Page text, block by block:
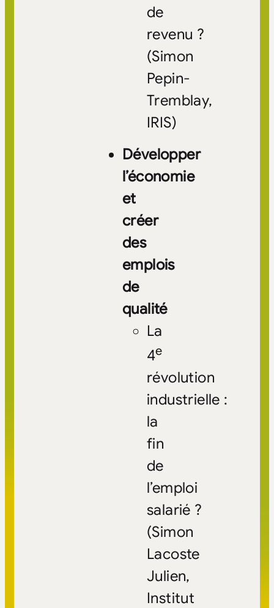
de
revenu ?
(Simon
Pepin-
Tremblay,
IRIS)
Développer
l’économie
et
créer
des
emplois
de
qualité
La
4e
révolution
industrielle :
la
fin
de
l’emploi
salarié ?
(Simon
Lacoste
Julien,
Institut